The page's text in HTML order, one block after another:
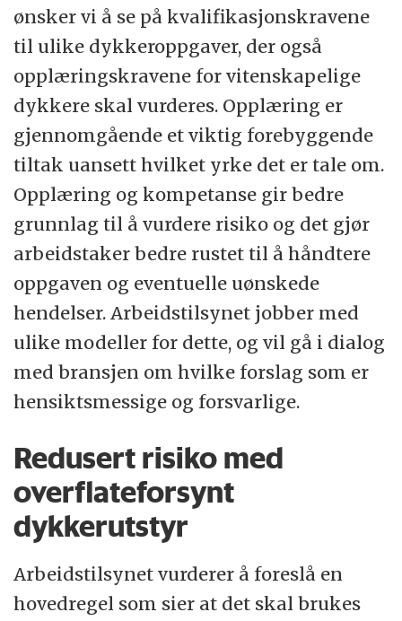
ønsker vi å se på kvalifikasjonskravene
til ulike dykkeroppgaver, der også
opplæringskravene for vitenskapelige
dykkere skal vurderes. Opplæring er
gjennomgående et viktig forebyggende
tiltak uansett hvilket yrke det er tale om.
Opplæring og kompetanse gir bedre
grunnlag til å vurdere risiko og det gjør
arbeidstaker bedre rustet til å håndtere
oppgaven og eventuelle uønskede
hendelser. Arbeidstilsynet jobber med
ulike modeller for dette, og vil gå i dialog
med bransjen om hvilke forslag som er
hensiktsmessige og forsvarlige.
Redusert risiko med
overflateforsynt
dykkerutstyr
Arbeidstilsynet vurderer å foreslå en
hovedregel som sier at det skal brukes